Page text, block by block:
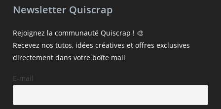
Newsletter Quiscrap
Rejoignez la communauté Quiscrap ! 🎨
Recevez nos tutos, idées créatives et offres exclusives
directement dans votre boîte mail
E-mail